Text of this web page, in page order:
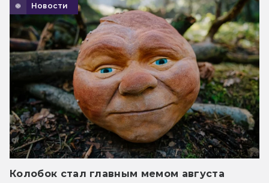
Новости
Колобок стал главным мемом августа